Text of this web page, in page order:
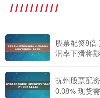
股票配资8
润率下滑将
抚州股票配
0.08% 现货